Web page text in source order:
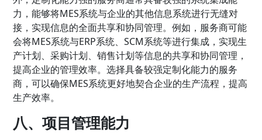
力，能够将MES系统与企业的其他信息系统进行无缝对
接，实现信息的全面共享和协同管理。例如，服务商可能
会将MES系统与ERP系统、SCM系统等进行集成，实现生
产计划、采购计划、销售计划等信息的共享和协同管理，
提高企业的管理效率。选择具备较强定制化能力的服务
商，可以确保MES系统更好地契合企业的生产流程，提高
生产效率。
八、项目管理能力